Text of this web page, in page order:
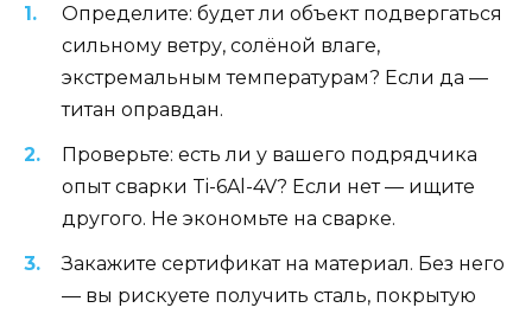
Определите: будет ли объект подвергаться
сильному ветру, солёной влаге,
экстремальным температурам? Если да —
титан оправдан.
Проверьте: есть ли у вашего подрядчика
опыт сварки Ti-6Al-4V? Если нет — ищите
другого. Не экономьте на сварке.
Закажите сертификат на материал. Без него
— вы рискуете получить сталь, покрытую